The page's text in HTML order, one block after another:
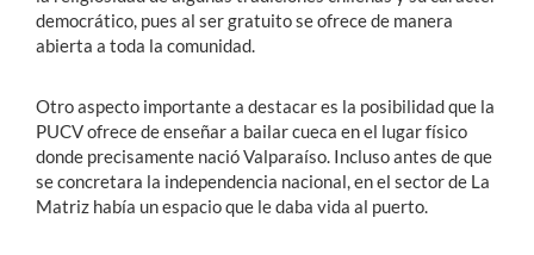
democrático, pues al ser gratuito se ofrece de manera
abierta a toda la comunidad.
Otro aspecto importante a destacar es la posibilidad que la
PUCV ofrece de enseñar a bailar cueca en el lugar físico
donde precisamente nació Valparaíso. Incluso antes de que
se concretara la independencia nacional, en el sector de La
Matriz había un espacio que le daba vida al puerto.